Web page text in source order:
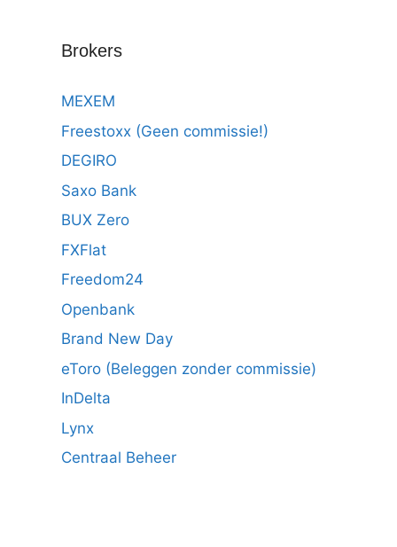
Brokers
MEXEM
Freestoxx (Geen commissie!)
DEGIRO
Saxo Bank
BUX Zero
FXFlat
Freedom24
Openbank
Brand New Day
eToro (Beleggen zonder commissie)
InDelta
Lynx
Centraal Beheer